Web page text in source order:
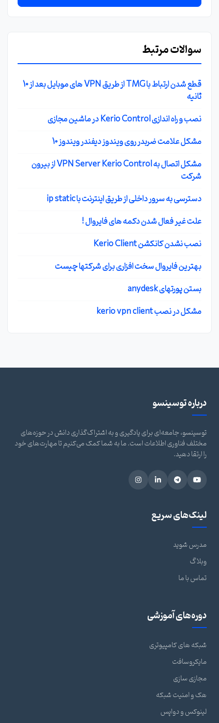
سوالات مرتبط
قطع شدن ارتباط با TMG از طریق VPN های موبایل بعد از 10
ثانیه
نصب و راه اندازی Kerio Control در ماشین مجازی
مشکل علامت ضربدر روی ویندوز دیفندر ویندوز 10
مشکل اتصال به VPN Server Kerio Control از بیرون
شرکت
دسترسی به سرور داخلی از طریق اینترنت با ip static
علت غیر فعال شدن دکمه های فایروال !
نصب نشدن کانکشن Kerio Client
بهترین فایروال سخت افزاری برای شرکتها چیست
بستن پورتهای anydesk
مشکل در نصب kerio vpn client
درباره توسینسو
توسینسو، جامعه‌ای برای یادگیری و به اشتراک‌گذاری دانش در حوزه‌های
مختلف فناوری اطلاعات است. ما به شما کمک می‌کنیم تا مهارت‌های خود
را ارتقا دهید.
لینک‌های سریع
مدرس شوید
وبلاگ
تماس با ما
دوره‌های آموزشی
شبکه های کامپیوتری
مایکروسافت
مجازی سازی
هک و امنیت شبکه
لینوکس و دواپس